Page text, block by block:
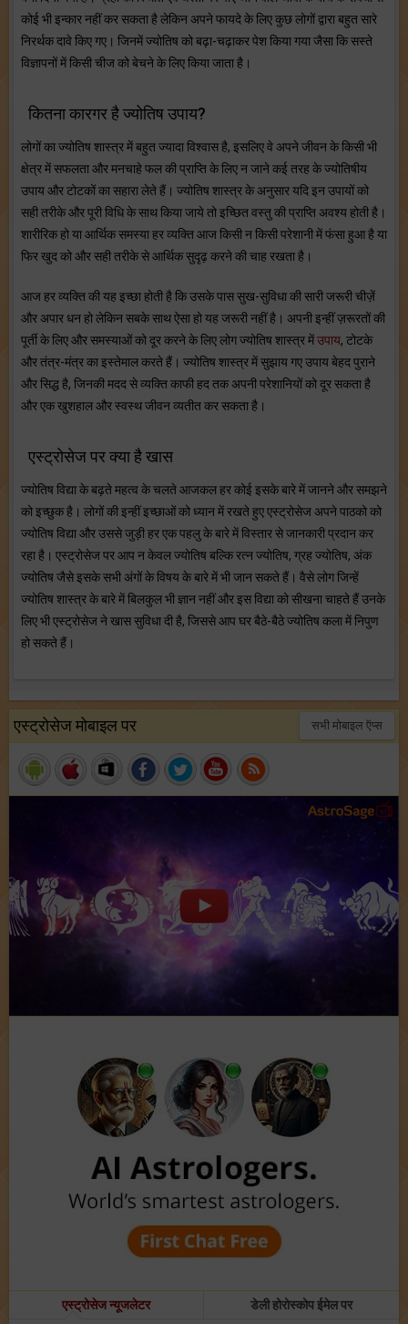
कोई भी इन्कार नहीं कर सकता है लेकिन अपने फायदे के लिए कुछ लोगों द्वारा बहुत सारे
निरर्थक दावे किए गए। जिनमें ज्योतिष को बढ़ा-चढ़ाकर पेश किया गया जैसा कि सस्ते
विज्ञापनों में किसी चीज को बेचने के लिए किया जाता है।
कितना कारगर है ज्योतिष उपाय?
लोगों का ज्योतिष शास्त्र में बहुत ज्यादा विश्वास है, इसलिए वे अपने जीवन के किसी भी
क्षेत्र में सफलता और मनचाहे फल की प्राप्ति के लिए न जाने कई तरह के ज्योतिषीय
उपाय और टोटकों का सहारा लेते हैं। ज्योतिष शास्त्र के अनुसार यदि इन उपायों को
सही तरीके और पूरी विधि के साथ किया जाये तो इच्छित वस्तु की प्राप्ति अवश्य होती है।
शारीरिक हो या आर्थिक समस्या हर व्यक्ति आज किसी न किसी परेशानी में फंसा हुआ है या
फिर खुद को और सही तरीके से आर्थिक सुदृढ़ करने की चाह रखता है।
आज हर व्यक्ति की यह इच्छा होती है कि उसके पास सुख-सुविधा की सारी जरूरी चीज़ें
और अपार धन हो लेकिन सबके साथ ऐसा हो यह जरूरी नहीं है। अपनी इन्हीं ज़रूरतों की
पूर्ती के लिए और समस्याओं को दूर करने के लिए लोग ज्योतिष शास्त्र मेंउपाय, टोटके
और तंत्र-मंत्र का इस्तेमाल करते हैं। ज्योतिष शास्त्र में सुझाय गए उपाय बेहद पुराने
और सिद्ध है, जिनकी मदद से व्यक्ति काफी हद तक अपनी परेशानियों को दूर सकता है
और एक खुशहाल और स्वस्थ जीवन व्यतीत कर सकता है।
एस्ट्रोसेज पर क्या है खास
ज्योतिष विद्या के बढ़ते महत्व के चलते आजकल हर कोई इसके बारे में जानने और समझने
को इच्छुक है। लोगों की इन्हीं इच्छाओं को ध्यान में रखते हुए एस्ट्रोसेज अपने पाठको को
ज्योतिष विद्या और उससे जुड़ी हर एक पहलु के बारे में विस्तार से जानकारी प्रदान कर
रहा है। एस्ट्रोसेज पर आप न केवल ज्योतिष बल्कि रत्न ज्योतिष, ग्रह ज्योतिष, अंक
ज्योतिष जैसे इसके सभी अंगों के विषय के बारे में भी जान सकते हैं। वैसे लोग जिन्हें
ज्योतिष शास्त्र के बारे में बिलकुल भी ज्ञान नहीं और इस विद्या को सीखना चाहते हैं उनके
लिए भी एस्ट्रोसेज ने खास सुविधा दी है, जिससे आप घर बैठे-बैठे ज्योतिष कला में निपुण
हो सकते हैं।
एस्ट्रोसेज मोबाइल पर सभी मोबाइल ऍप्स
एस्ट्रोसेज न्यूजलेटर डेली होरोस्कोप ईमेल पर